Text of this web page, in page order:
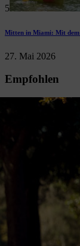
5
Mitten in Miami: Mit
27. Mai 2026
Empfohlen